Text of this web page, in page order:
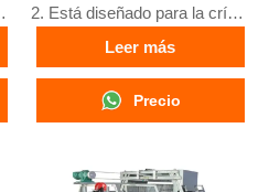
2. Está diseñado para la cría
de pollos de engorde de 1 a
45 días de edad listos para el
mercado.
3. Su vida útil es de más de
20 años.
24 horas, el número de
Leer más
Precio